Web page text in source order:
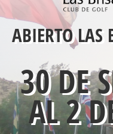
ABIERTO LAS
30 DE
AL 2